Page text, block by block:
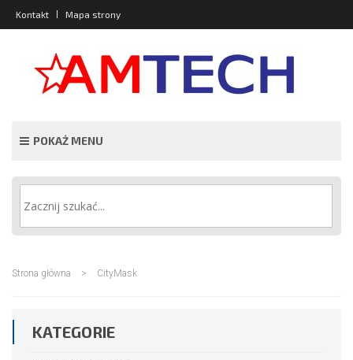
Kontakt Mapa strony
POKAŻ MENU
Strona główna > CityMask
KATEGORIE